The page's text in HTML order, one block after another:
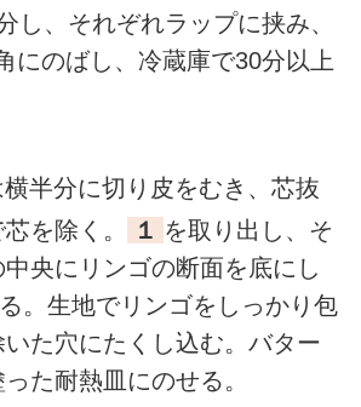
し、それぞれラップに挟み、
にのばし、冷蔵庫で30分以上
半分に切り皮をむき、芯抜
を除く。
１ を取り出し、そ
央にリンゴの断面を底にし
。生地でリンゴをしっかり包
た穴にたくし込む。バター
った耐熱皿にのせる。